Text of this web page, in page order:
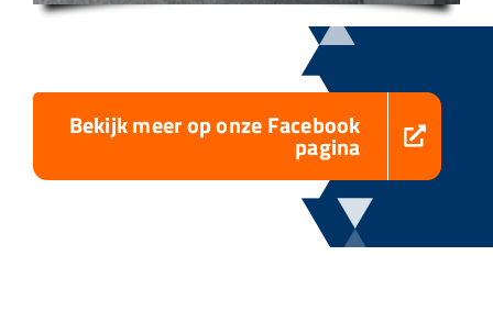
Bekijk meer op onze Facebook
pagina